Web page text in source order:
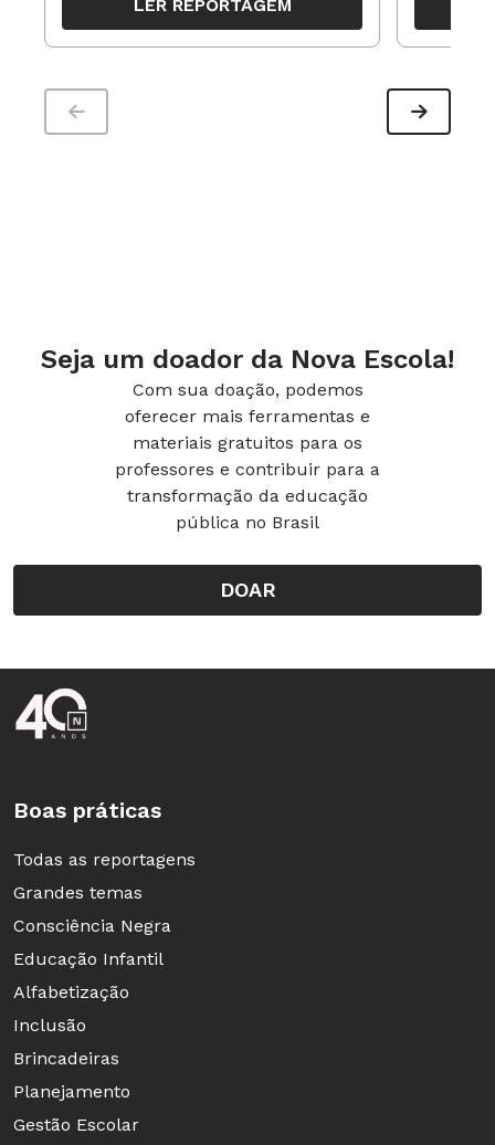
trabalho pedagógico ao longo do
período
LER REPORTAGEM
Seja um doador da Nova Escola!
Com sua doação, podemos
oferecer mais ferramentas e
materiais gratuitos para os
professores e contribuir para a
transformação da educação
pública no Brasil
DOAR
Rodapé da Nova Escola
Boas práticas
Todas as reportagens
Grandes temas
Consciência Negra
Educação Infantil
Alfabetização
Inclusão
Brincadeiras
Planejamento
Gestão Escolar